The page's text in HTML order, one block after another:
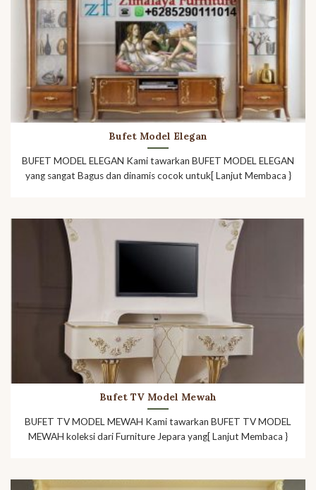
Bufet Model Elegan
BUFET MODEL ELEGAN Kami tawarkan BUFET MODEL ELEGAN
yang sangat Bagus dan dinamis cocok untuk[ Lanjut Membaca }
Bufet TV Model Mewah
BUFET TV MODEL MEWAH Kami tawarkan BUFET TV MODEL
MEWAH koleksi dari Furniture Jepara yang[ Lanjut Membaca }